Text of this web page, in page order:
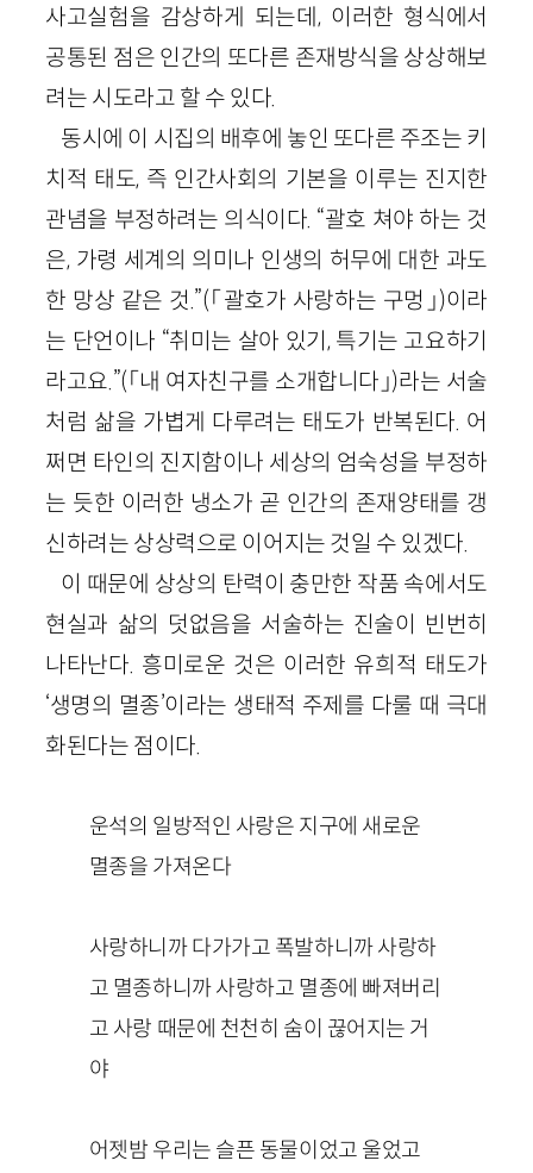
사고실험을 감상하게 되는데, 이러한 형식에서
공통된 점은 인간의 또다른 존재방식을 상상해보
려는 시도라고 할 수 있다.
동시에 이 시집의 배후에 놓인 또다른 주조는 키
치적 태도, 즉 인간사회의 기본을 이루는 진지한
관념을 부정하려는 의식이다. “괄호 쳐야 하는 것
은, 가령 세계의 의미나 인생의 허무에 대한 과도
한 망상 같은 것.”(「괄호가 사랑하는 구멍」)이라
는 단언이나 “취미는 살아 있기, 특기는 고요하기
라고요.”(「내 여자친구를 소개합니다」)라는 서술
처럼 삶을 가볍게 다루려는 태도가 반복된다. 어
쩌면 타인의 진지함이나 세상의 엄숙성을 부정하
는 듯한 이러한 냉소가 곧 인간의 존재양태를 갱
신하려는 상상력으로 이어지는 것일 수 있겠다.
이 때문에 상상의 탄력이 충만한 작품 속에서도
현실과 삶의 덧없음을 서술하는 진술이 빈번히
나타난다. 흥미로운 것은 이러한 유희적 태도가
‘생명의 멸종’이라는 생태적 주제를 다룰 때 극대
화된다는 점이다.
운석의 일방적인 사랑은 지구에 새로운
멸종을 가져온다
사랑하니까 다가가고 폭발하니까 사랑하
고 멸종하니까 사랑하고 멸종에 빠져버리
고 사랑 때문에 천천히 숨이 끊어지는 거
야
어젯밤 우리는 슬픈 동물이었고 울었고